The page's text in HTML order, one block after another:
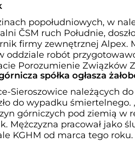
popołudniowych, w
ČSM ruch Południe,
firmy zewnętrznej Alpex.
oddziale robót
Porozumienie Związków
spółka ogłasza
Sieroszowice należących do
do wypadku śmiertelnego.
górniczych pod ziemią w
Mężczyzna pracował jako
KGHM od marca tego roku.